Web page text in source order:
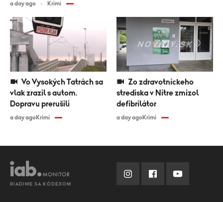
vlak zrazil s autom.
Dopravu prerušili
a day agoKrimi
strediska v Nitre zmizol
defibrilátor
a day agoKrimi
a day ago Krimi
RIADIME SA KÓDEXOM